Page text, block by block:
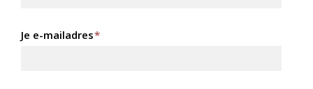
Je e-mailadres*